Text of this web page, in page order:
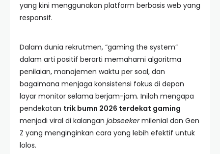
yang kini menggunakan platform berbasis web yang
responsif.
Dalam dunia rekrutmen, “gaming the system”
dalam arti positif berarti memahami algoritma
penilaian, manajemen waktu per soal, dan
bagaimana menjaga konsistensi fokus di depan
layar monitor selama berjam-jam. Inilah mengapa
pendekatan trik bumn 2026 terdekat gaming
menjadi viral di kalangan jobseekermilenial dan Gen
Z yang menginginkan cara yang lebih efektif untuk
lolos.